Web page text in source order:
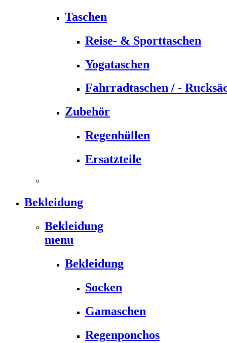
Taschen
Reise- & Sporttaschen
Yogataschen
Fahrradtaschen / -
Zubehör
Regenhüllen
Ersatzteile
Bekleidung
Bekleidung
menu
Bekleidung
Socken
Gamaschen
Regenponchos